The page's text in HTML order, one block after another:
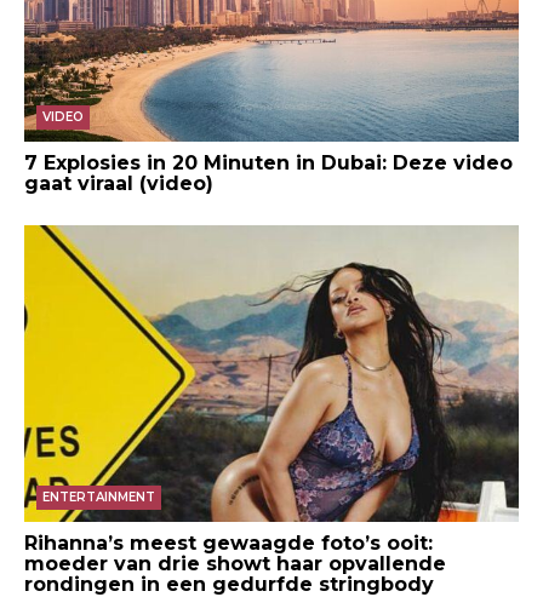
VIDEO
7 Explosies in 20 Minuten in Dubai: Deze video
gaat viraal (video)
ENTERTAINMENT
Rihanna’s meest gewaagde foto’s ooit:
moeder van drie showt haar opvallende
rondingen in een gedurfde stringbody